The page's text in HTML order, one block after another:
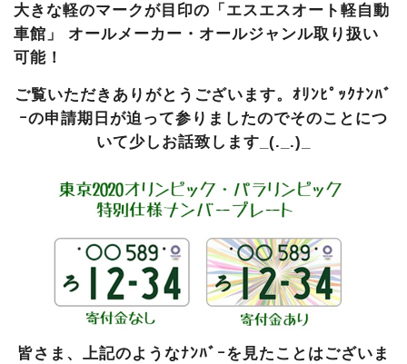
大きな軽のマークが目印の「エスエスオート軽自動
車館」 オールメーカー・オールジャンル取り扱い
可能！
ご覧いただきありがとうございます。ｵﾘﾝﾋﾟｯｸﾅﾝﾊﾞ
ｰの申請期日が迫って参りましたのでそのことにつ
いて少しお話致します_(._.)_
皆さま、上記のようなﾅﾝﾊﾞｰを見たことはございま